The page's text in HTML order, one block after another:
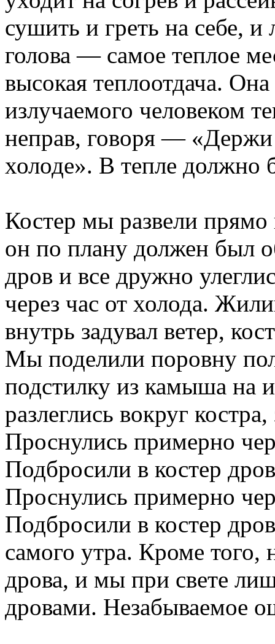
сушить и греть на себе,
голова — самое теплое
высокая теплоотдача.
излучаемого человеком
неправ, говоря — «Держи
холоде». В тепле должно
Костер мы развели
он по плану должен был
дров и все дружно
через час от холода.
внутрь задувал ветер,
Мы поделили поровну
подстилку из камыша на
разлеглись вокруг
Проснулись примерно
Подбросили в костер
Проснулись примерно
Подбросили в костер
самого утра. Кроме
дрова, и мы при свете
дровами. Незабываемое